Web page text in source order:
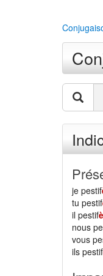
je pestif
tu pestif
il pestif
nous
vous
ils pestif